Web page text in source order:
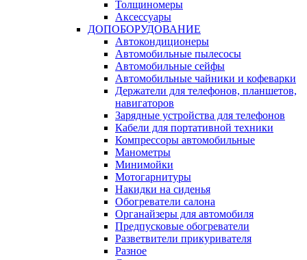
Толщиномеры
Аксессуары
ДОПОБОРУДОВАНИЕ
Автокондиционеры
Автомобильные пылесосы
Автомобильные сейфы
Автомобильные чайники и кофеварки
Держатели для телефонов, планшетов,
навигаторов
Зарядные устройства для телефонов
Кабели для портативной техники
Компрессоры автомобильные
Манометры
Минимойки
Мотогарнитуры
Накидки на сиденья
Обогреватели салона
Органайзеры для автомобиля
Предпусковые обогреватели
Разветвители прикуривателя
Разное